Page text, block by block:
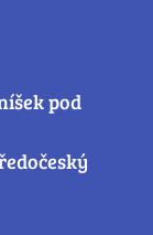
pod